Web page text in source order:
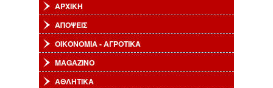
ΑΡΧΙΚΗ
ΑΠΟΨΕΙΣ
ΟΙΚΟΝΟΜΙΑ - ΑΓΡΟΤΙΚΑ
MAGAZINO
ΑΘΛΗΤΙΚΑ